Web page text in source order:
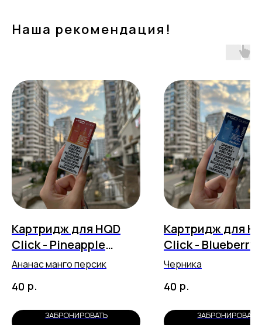
Наша рекомендация!
Картридж для HQD
Click - Pineapple
Mango Peach (5500
Ананас манго персик
40 р.
ЗАБРОНИРОВАТЬ
Картридж для
Click - Blueberry
затяжек)
Черника
40 р.
ЗАБРОНИРОВАТЬ